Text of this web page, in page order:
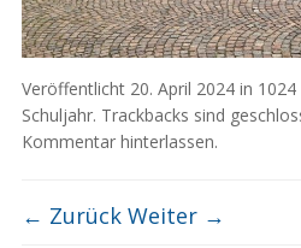
Veröffentlicht 20. April 2024in 1024
Schuljahr. Trackbacks sind
Kommentar hinterlassen.
← Zurück Weiter →